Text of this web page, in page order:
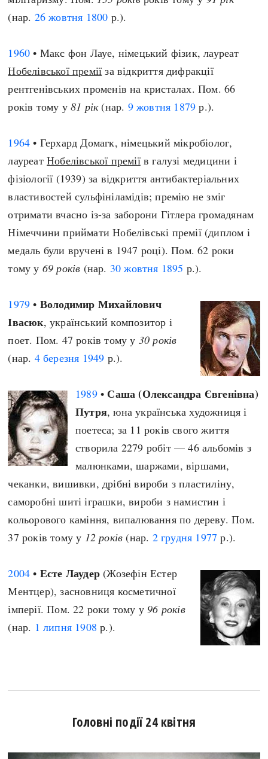
(нар. 26 жовтня 1800 р.).
1960 • Макс фон Лауе, німецький фізик, лауреат
Нобелівської премії за відкриття дифракції
рентгенівських променів на кристалах. Пом. 66
років тому у81 рік(нар. 9 жовтня 1879 р.).
1964 • Герхард Домагк, німецький мікробіолог,
лауреатНобелівської преміїв галузі медицини і
фізіології (1939) за відкриття антибактеріальних
властивостей сульфініламідів; премію не зміг
отримати вчасно із-за заборони Гітлера громадянам
Німеччини приймати Нобелівські премії (диплом і
медаль були вручені в 1947 році). Пом. 62 роки
тому у 69 років (нар. 30 жовтня 1895 р.).
1979 • Володимир Михайлович
Івасюк, український композитор і
поет. Пом. 47 років тому у 30 років
(нар. 4 березня 1949 р.).
1989• Саша (Олександра Євгенівна)
Путря, юна українська художниця і
поетеса; за 11 років свого життя
створила 2279 робіт — 46 альбомів з
малюнками, шаржами, віршами,
чеканки, вишивки, дрібні вироби з пластиліну,
саморобні шиті іграшки, вироби з намистин і
кольорового каміння, випалювання по дереву. Пом.
37 років тому у 12 років (нар. 2 грудня 1977 р.).
2004 • Есте Лаудер (Жозефін Естер
Ментцер), засновниця косметичної
імперії. Пом. 22 роки тому у96 років
(нар. 1 липня 1908 р.).
Головні події 24 квітня